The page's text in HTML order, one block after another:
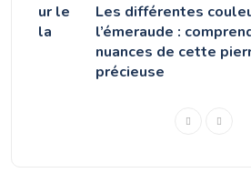
pour le
la
Les différentes
l’émeraude :
nuances de cette
précieuse